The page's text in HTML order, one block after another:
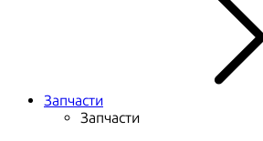
Запчасти
Запчасти